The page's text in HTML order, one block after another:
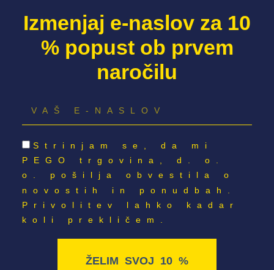
Izmenjaj e-naslov za 10
% popust ob prvem
naročilu
Strinjam se, da mi
PEGO trgovina, d. o.
o. pošilja obvestila o
novostih in ponudbah.
Privolitev lahko kadar
koli prekličem.
ŽELIM SVOJ 10 %